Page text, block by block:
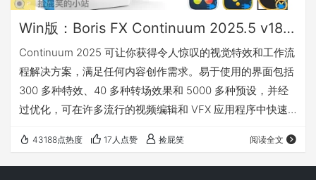
Win版：Boris FX Continuum 2025.5 v18.5.1_BCC视频特效及转场套装 For AE/PR/Avid/OFX（Fusion/ Resolve/Nukex等）
Continuum 2025 可让你获得令人惊叹的视觉特效和工作流
程解决方案，满足任何内容创作需求。易于使用的界面包括
300 多种特效、40 多种转场效果和 5000 多种预设，并经
过优化，可在许多流行的视频编辑和 VFX 应用程序中快速
专业的电影纹理，应用广播级转场效果，快速修复素材，使
用 Particle Illusion 的 3D 粒子动画即时生成动态图形元素，
43188点热度 17人点赞 捡屁笑 阅读全文